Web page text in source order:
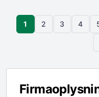
Sideinddeling
Side
1
Side
2
Side
3
Side
4